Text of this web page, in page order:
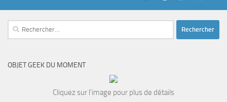
Rechercher :
OBJET GEEK DU MOMENT
Cliquez sur l'image pour plus de détails